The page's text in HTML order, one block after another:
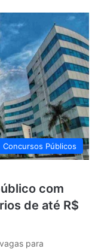
Concursos Públicos
com
de até R$
para